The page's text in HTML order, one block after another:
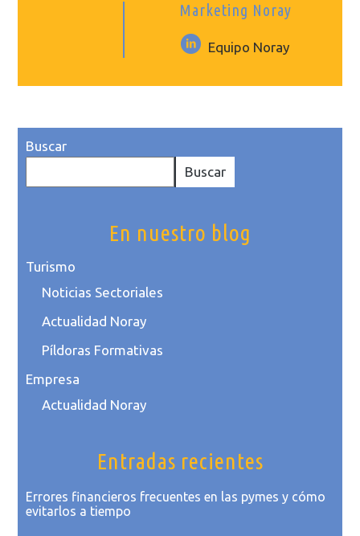
Marketing Noray
Equipo Noray
Buscar
Buscar
En nuestro blog
Turismo
Noticias Sectoriales
Actualidad Noray
Píldoras Formativas
Empresa
Actualidad Noray
Entradas recientes
Errores financieros frecuentes en las pymes y cómo
evitarlos a tiempo